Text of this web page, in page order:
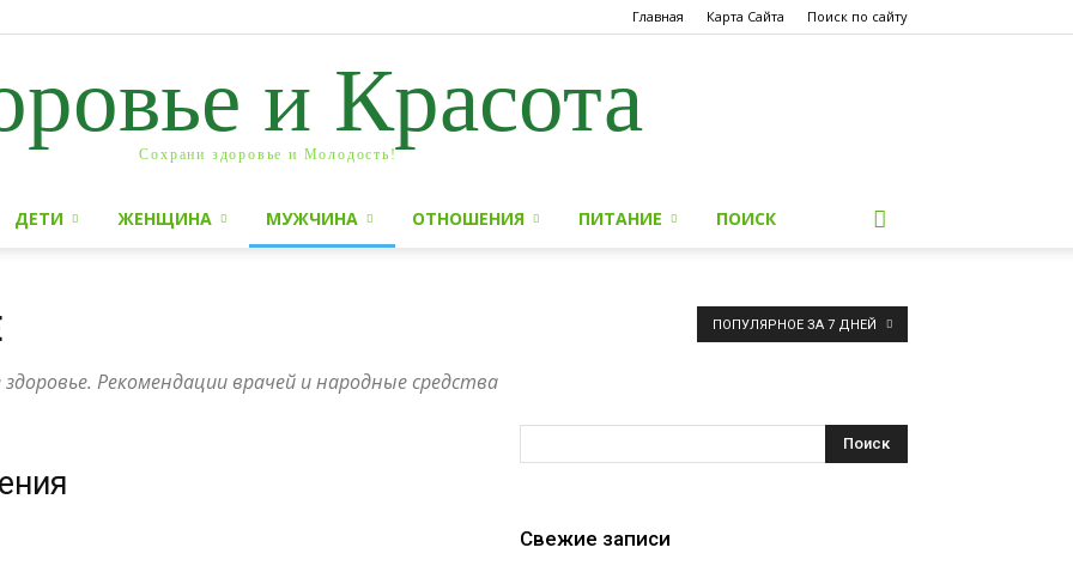
Главная Карта Сайта Поиск по сайту
и Красота
Сохрани здоровье и Молодость!
ДЕТИ ЖЕНЩИНА МУЖЧИНА ОТНОШЕНИЯ ПИТАНИЕ ПОИСК
Рекомендации врачей и народные средства
ПОПУЛЯРНОЕ ЗА 7 ДНЕЙ
Свежие записи